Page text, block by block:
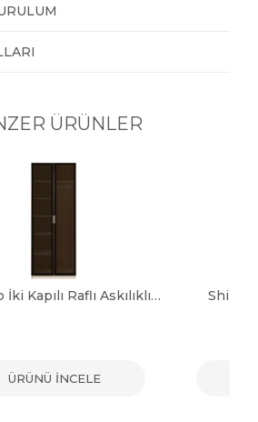
ÜRÜNLER
Toscano İki Kapılı Raflı Askılıklı Dolap
ÜRÜNÜ İNCELE
Shine